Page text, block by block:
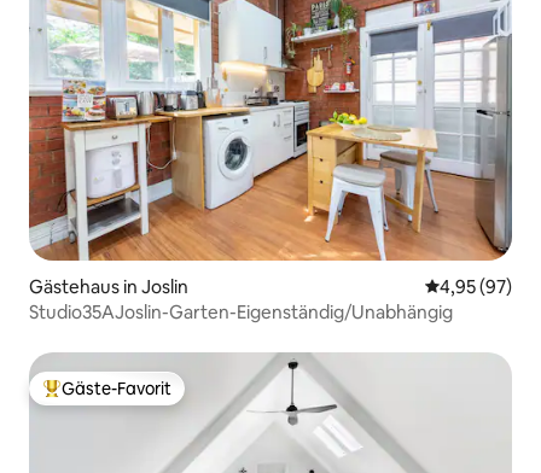
Gästehaus in Joslin
4,95 (97)
Studio35AJoslin-Garten-Eigenständig/Unabhängig
Beliebter Gäste-Favorit.
Gäste-Favorit